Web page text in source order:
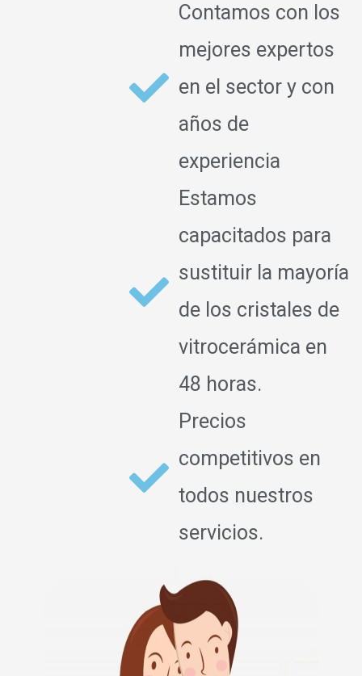
Contamos con los
mejores expertos
en el sector y con
años de
experiencia
Estamos
capacitados para
sustituir la mayoría
de los cristales de
vitrocerámica en
48 horas.
Precios
competitivos en
todos nuestros
servicios.